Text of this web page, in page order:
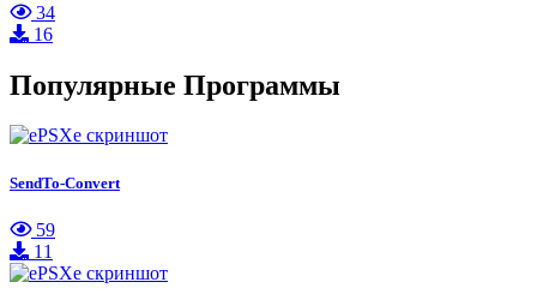
34
16
Популярные Программы
SendTo-Convert
59
11